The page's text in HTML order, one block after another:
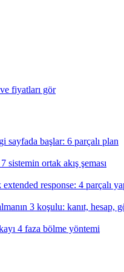
fiyatları gör
başlar: 6 parçalı plan
sistemin ortak akış şeması
response: 4 parçalı
3 koşulu: kanıt, hesap,
4 faza bölme yöntemi